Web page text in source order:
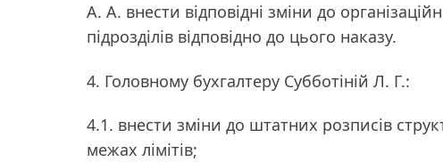
А. А. внести відповідні зміни до
підрозділів відповідно до цього наказу.
4. Головному бухгалтеру Субботіній Л. Г.:
4.1. внести зміни до штатних розписів
межах лімітів;